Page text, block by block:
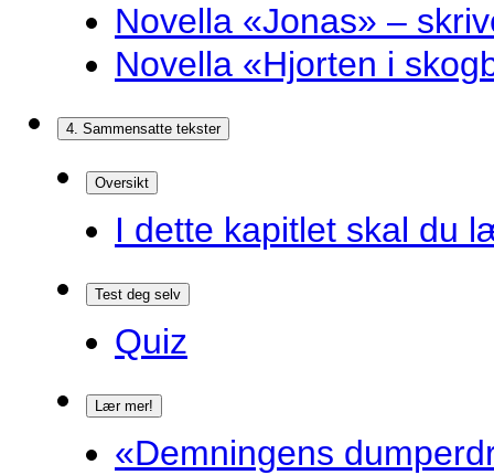
Novella «Jonas» –
Novella «Hjorten i
4. Sammensatte tekster
Oversikt
I dette kapitlet skal du
Test deg selv
Quiz
Lær mer!
«Demningens